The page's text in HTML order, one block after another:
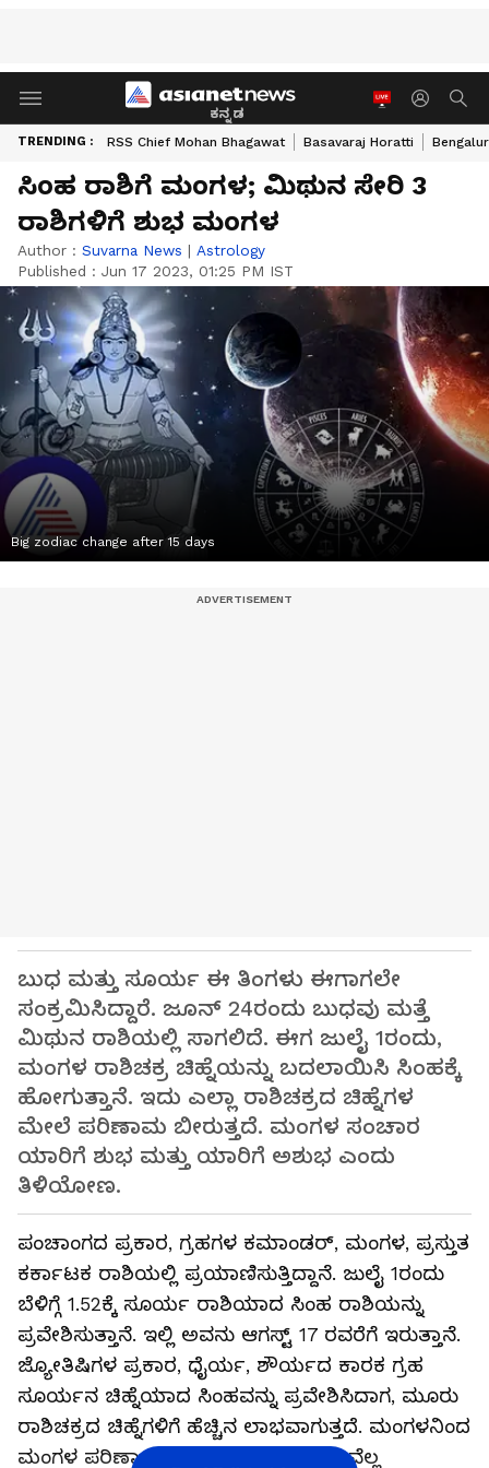
ಕನ್ನಡ
TRENDING : RSS Chief Mohan Bhagawat Basavaraj Horatti
ಸಿಂಹ ರಾಶಿಗೆ ಮಂಗಳ; ಮಿಥುನ ಸೇರಿ 3
ರಾಶಿಗಳಿಗೆ ಶುಭ ಮಂಗಳ
Author : Suvarna News | Astrology
Published : Jun 17 2023, 01:25 PM IST
Big zodiac change after 15 days
ಬುಧ ಮತ್ತು ಸೂರ್ಯ ಈ ತಿಂಗಳು ಈಗಾಗಲೇ
ಸಂಕ್ರಮಿಸಿದ್ದಾರೆ. ಜೂನ್ 24ರಂದು ಬುಧವು ಮತ್ತೆ
ಮಿಥುನ ರಾಶಿಯಲ್ಲಿ ಸಾಗಲಿದೆ. ಈಗ ಜುಲೈ 1ರಂದು,
ಮಂಗಳ ರಾಶಿಚಕ್ರ ಚಿಹ್ನೆಯನ್ನು ಬದಲಾಯಿಸಿ ಸಿಂಹಕ್ಕೆ
ಹೋಗುತ್ತಾನೆ. ಇದು ಎಲ್ಲಾ ರಾಶಿಚಕ್ರದ ಚಿಹ್ನೆಗಳ
ಮೇಲೆ ಪರಿಣಾಮ ಬೀರುತ್ತದೆ. ಮಂಗಳ ಸಂಚಾರ
ಯಾರಿಗೆ ಶುಭ ಮತ್ತು ಯಾರಿಗೆ ಅಶುಭ ಎಂದು
ತಿಳಿಯೋಣ.
ಪಂಚಾಂಗದ ಪ್ರಕಾರ, ಗ್ರಹಗಳ ಕಮಾಂಡರ್, ಮಂಗಳ, ಪ್ರಸ್ತುತ
ಕರ್ಕಾಟಕ ರಾಶಿಯಲ್ಲಿ ಪ್ರಯಾಣಿಸುತ್ತಿದ್ದಾನೆ. ಜುಲೈ 1ರಂದು
ಬೆಳಿಗ್ಗೆ 1.52ಕ್ಕೆ ಸೂರ್ಯ ರಾಶಿಯಾದ ಸಿಂಹ ರಾಶಿಯನ್ನು
ಪ್ರವೇಶಿಸುತ್ತಾನೆ. ಇಲ್ಲಿ ಅವನು ಆಗಸ್ಟ್ 17 ರವರೆಗೆ ಇರುತ್ತಾನೆ.
ಜ್ಯೋತಿಷಿಗಳ ಪ್ರಕಾರ, ಧೈರ್ಯ, ಶೌರ್ಯದ ಕಾರಕ ಗ್ರಹ
ಸೂರ್ಯನ ಚಿಹ್ನೆಯಾದ ಸಿಂಹವನ್ನು ಪ್ರವೇಶಿಸಿದಾಗ, ಮೂರು
ರಾಶಿಚಕ್ರದ ಚಿಹ್ನೆಗಳಿಗೆ ಹೆಚ್ಚಿನ ಲಾಭವಾಗುತ್ತದೆ. ಮಂಗಳನಿಂದ
ಮಂಗಳ ಪರಿಣಾಮ ಕಾಣುವ ರಾಶಿಗಳು ಯಾವೆಲ್ಲ